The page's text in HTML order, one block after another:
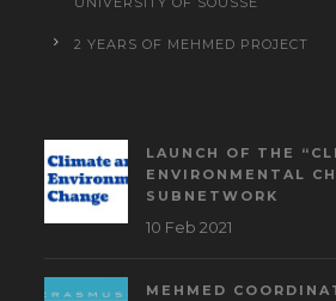
2 YEARS OF MEHMED PROJECT
LAUNCH OF THE
ENVIRONMENTAL
SUBNETWORK
10 Feb 2021
MEHMED